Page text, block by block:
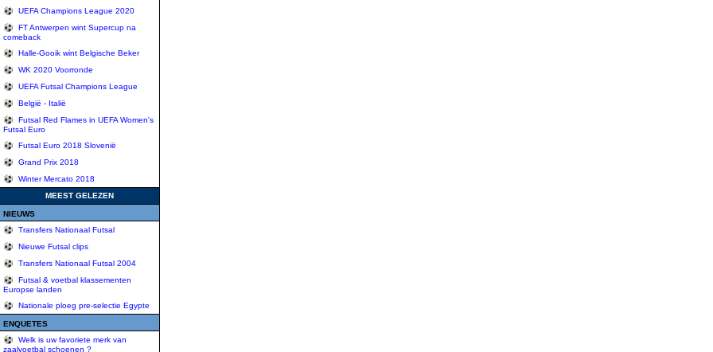
UEFA Champions League 2020
FT Antwerpen wint Supercup na
comeback
Halle-Gooik wint Belgische Beker
WK 2020 Voorronde
UEFA Futsal Champions League
België - Italië
Futsal Red Flames in UEFA Women's
Futsal Euro
Futsal Euro 2018 Slovenië
Grand Prix 2018
Winter Mercato 2018
MEEST GELEZEN
NIEUWS
Transfers Nationaal Futsal
Nieuwe Futsal clips
Transfers Nationaal Futsal 2004
Futsal & voetbal klassementen
Europse landen
Nationale ploeg pre-selectie Egypte
ENQUETES
Welk is uw favoriete merk van
zaalvoetbal schoenen ?